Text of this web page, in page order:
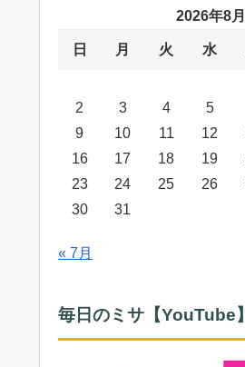
2026年8月
日 月 火 水
2
3 4 5
9
10 11 12
16
17 18 19
23
24 25 26
30
31
« 7月
毎日のミサ【YouTube】